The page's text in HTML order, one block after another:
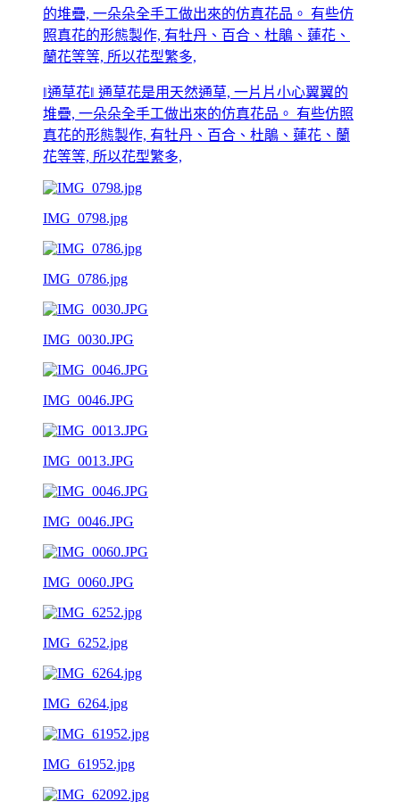
‖通草花‖ 通草花是用天然通草, 一片片小心翼翼的
堆疊, 一朵朵全手工做出來的仿真花品。 有些仿照
真花的形態製作, 有牡丹、百合、杜鵑、蓮花、蘭
花等等, 所以花型繁多,
IMG_0798.jpg
IMG_0786.jpg
IMG_0030.JPG
IMG_0046.JPG
IMG_0013.JPG
IMG_0046.JPG
IMG_0060.JPG
IMG_6252.jpg
IMG_6264.jpg
IMG_61952.jpg